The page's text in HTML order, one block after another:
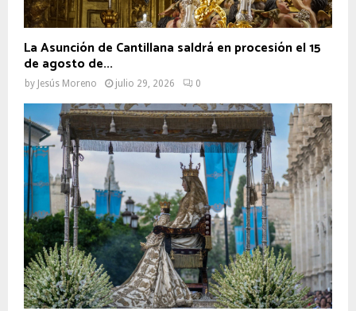
La Asunción de Cantillana saldrá en procesión el 15
de agosto de...
by Jesús Moreno julio 29, 2026 0